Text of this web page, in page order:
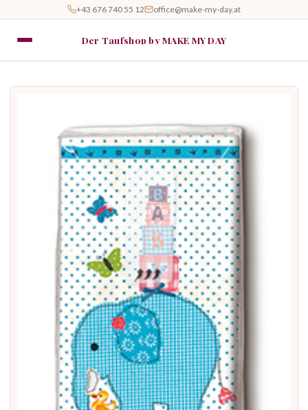
+43 676 740 55 12 office@make-my-day.at
Der Taufshop by MAKE MY DAY